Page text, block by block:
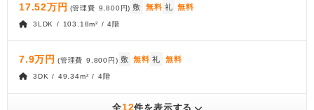
17.52万円 (管理費 9,800円) 敷 無料 礼 無料
3LDK / 103.18m² / 4階
7.9万円 (管理費 9,800円) 敷 無料 礼 無料
3DK / 49.34m² / 4階
全12件を表示する